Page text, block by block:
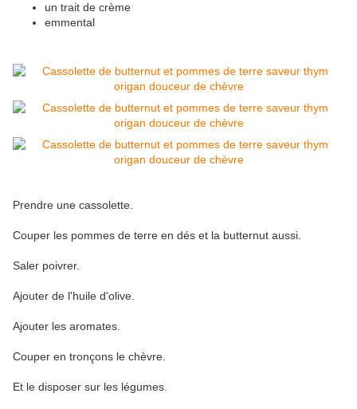
un trait de crème
emmental
Prendre une cassolette.
Couper les pommes de terre en dés et la butternut aussi.
Saler poivrer.
Ajouter de l'huile d'olive.
Ajouter les aromates.
Couper en tronçons le chèvre.
Et le disposer sur les légumes.